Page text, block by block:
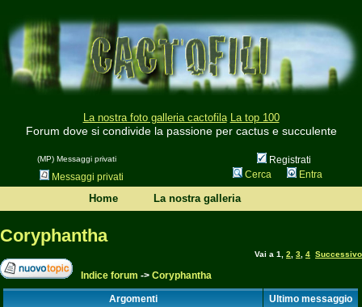
La nostra foto galleria cactofila La top 100
Forum dove si condivide la passione per cactus e succulente
(MP) Messaggi privati
Registrati
Messaggi privati
Cerca Entra
Home La nostra galleria
Coryphantha
Vai a 1 2 3 4 Successivo
Indice forum -> Coryphantha
Argomenti Ultimo messaggio